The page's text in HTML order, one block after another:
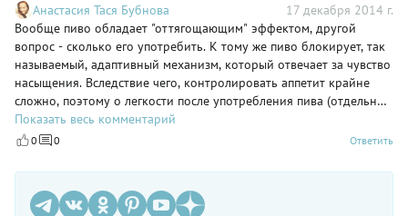
Анастасия Тася Бубнова
17 декабря 2014 г.
Вообще пиво обладает "оттягощающим" эффектом, другой
вопрос - сколько его употребить. К тому же пиво блокирует, так
называемый, адаптивный механизм, который отвечает за чувство
насыщения. Вследствие чего, контролировать аппетит крайне
сложно, поэтому о легкости после употребления пива (отдельно
или в составе блюд) говорить сложно. Но если человек хочет и
может себе позволить поесть такие сытные блинчики, то почему,
Показать весь комментарий
0 0 Ответить